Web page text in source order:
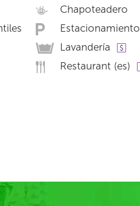
Chapoteadero
Estacionamiento
Lavandería
Restaurant (es)